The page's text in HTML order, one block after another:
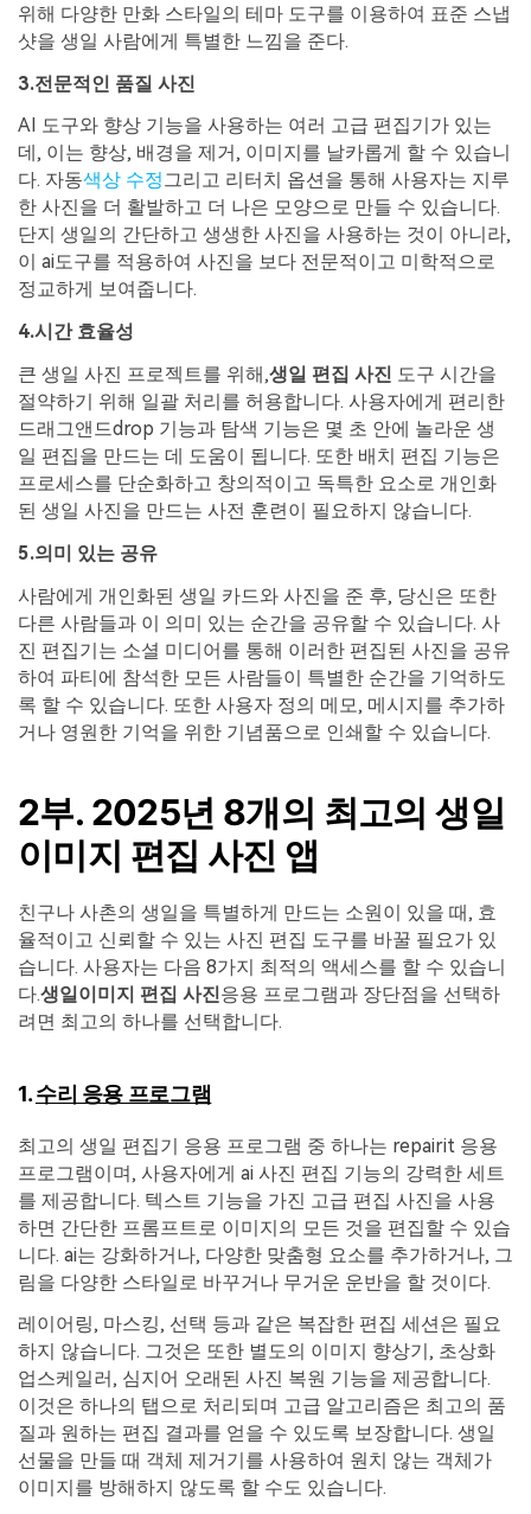
위해 다양한 만화 스타일의 테마 도구를 이용하여 표준 스냅
샷을 생일 사람에게 특별한 느낌을 준다.
3.전문적인 품질 사진
AI 도구와 향상 기능을 사용하는 여러 고급 편집기가 있는
데, 이는 향상, 배경을 제거, 이미지를 날카롭게 할 수 있습니
다. 자동색상 수정그리고 리터치 옵션을 통해 사용자는 지루
한 사진을 더 활발하고 더 나은 모양으로 만들 수 있습니다.
단지 생일의 간단하고 생생한 사진을 사용하는 것이 아니라,
이 ai도구를 적용하여 사진을 보다 전문적이고 미학적으로
정교하게 보여줍니다.
4.시간 효율성
큰 생일 사진 프로젝트를 위해,생일 편집 사진 도구 시간을
절약하기 위해 일괄 처리를 허용합니다. 사용자에게 편리한
드래그앤드drop 기능과 탐색 기능은 몇 초 안에 놀라운 생
일 편집을 만드는 데 도움이 됩니다. 또한 배치 편집 기능은
프로세스를 단순화하고 창의적이고 독특한 요소로 개인화
된 생일 사진을 만드는 사전 훈련이 필요하지 않습니다.
5.의미 있는 공유
사람에게 개인화된 생일 카드와 사진을 준 후, 당신은 또한
다른 사람들과 이 의미 있는 순간을 공유할 수 있습니다. 사
진 편집기는 소셜 미디어를 통해 이러한 편집된 사진을 공유
하여 파티에 참석한 모든 사람들이 특별한 순간을 기억하도
록 할 수 있습니다. 또한 사용자 정의 메모, 메시지를 추가하
거나 영원한 기억을 위한 기념품으로 인쇄할 수 있습니다.
2부. 2025년 8개의 최고의 생일
이미지 편집 사진 앱
친구나 사촌의 생일을 특별하게 만드는 소원이 있을 때, 효
율적이고 신뢰할 수 있는 사진 편집 도구를 바꿀 필요가 있
습니다. 사용자는 다음 8가지 최적의 액세스를 할 수 있습니
다.생일이미지 편집 사진응용 프로그램과 장단점을 선택하
려면 최고의 하나를 선택합니다.
1.수리 응용 프로그램
최고의 생일 편집기 응용 프로그램 중 하나는 repairit 응용
프로그램이며, 사용자에게 ai 사진 편집 기능의 강력한 세트
를 제공합니다. 텍스트 기능을 가진 고급 편집 사진을 사용
하면 간단한 프롬프트로 이미지의 모든 것을 편집할 수 있습
니다. ai는 강화하거나, 다양한 맞춤형 요소를 추가하거나, 그
림을 다양한 스타일로 바꾸거나 무거운 운반을 할 것이다.
레이어링, 마스킹, 선택 등과 같은 복잡한 편집 세션은 필요
하지 않습니다. 그것은 또한 별도의 이미지 향상기, 초상화
업스케일러, 심지어 오래된 사진 복원 기능을 제공합니다.
이것은 하나의 탭으로 처리되며 고급 알고리즘은 최고의 품
질과 원하는 편집 결과를 얻을 수 있도록 보장합니다. 생일
선물을 만들 때 객체 제거기를 사용하여 원치 않는 객체가
이미지를 방해하지 않도록 할 수도 있습니다.